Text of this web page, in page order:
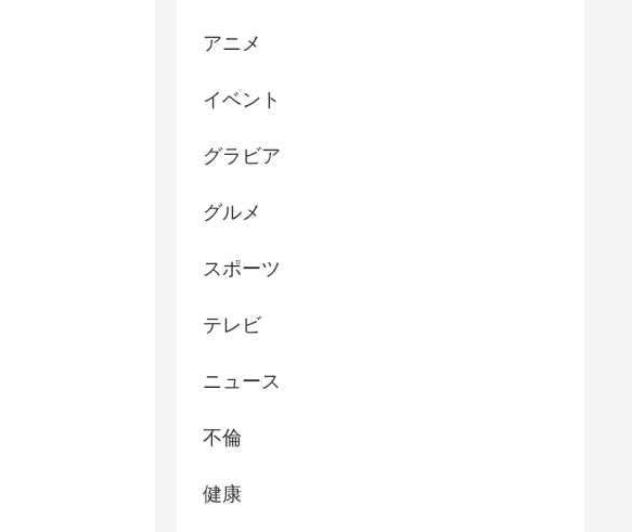
アニメ
イベント
グラビア
グルメ
スポーツ
テレビ
ニュース
不倫
健康